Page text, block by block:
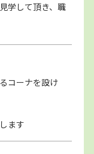
学して頂き、職
コーナを設け
ます